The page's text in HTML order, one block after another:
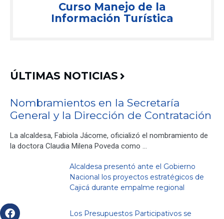
Curso Manejo de la
Información Turística
ÚLTIMAS NOTICIAS
Nombramientos en la Secretaría
General y la Dirección de Contratación
La alcaldesa, Fabiola Jácome, oficializó el nombramiento de
la doctora Claudia Milena Poveda como …
Alcaldesa presentó ante el Gobierno
Nacional los proyectos estratégicos de
Cajicá durante empalme regional
Los Presupuestos Participativos se